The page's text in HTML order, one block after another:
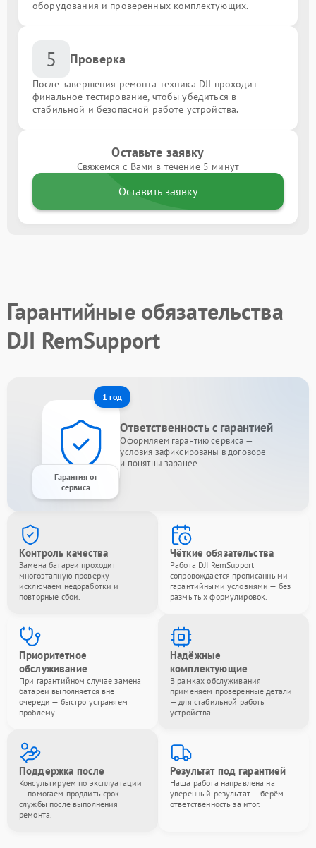
оборудования и проверенных комплектующих.
5 Проверка
После завершения ремонта техника DJI проходит
финальное тестирование, чтобы убедиться в
стабильной и безопасной работе устройства.
Оставьте заявку
Свяжемся с Вами в течение 5 минут
Оставить заявку
Гарантийные обязательства
DJI RemSupport
1 год
Гарантия от
сервиса
Ответственность с гарантией
Оформляем гарантию сервиса —
условия зафиксированы в договоре
и понятны заранее.
Контроль качества
Замена батареи проходит
многоэтапную проверку —
исключаем недоработки и
повторные сбои.
Чёткие обязательства
Работа DJI RemSupport
сопровождается прописанными
гарантийными условиями — без
размытых формулировок.
Приоритетное
обслуживание
При гарантийном случае замена
батареи выполняется вне
очереди — быстро устраняем
проблему.
Надёжные
комплектующие
В рамках обслуживания
применяем проверенные детали
— для стабильной работы
устройства.
Поддержка после
Консультируем по эксплуатации
— помогаем продлить срок
службы после выполнения
ремонта.
Результат под гарантией
Наша работа направлена на
уверенный результат — берём
ответственность за итог.